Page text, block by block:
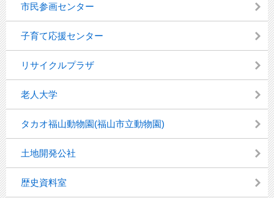
市民参画センター
子育て応援センター
リサイクルプラザ
老人大学
タカオ福山動物園(福山市立動物園)
土地開発公社
歴史資料室